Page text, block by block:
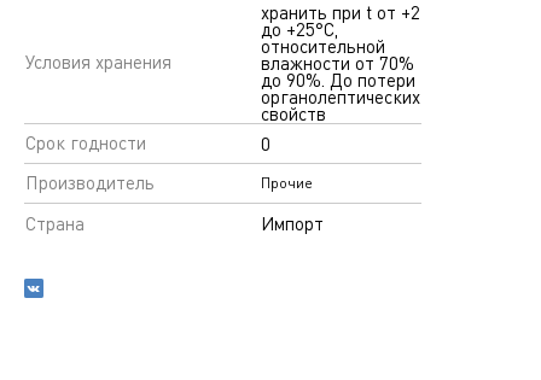
Условия хранения
хранить при t от +2
до +25°С,
относительной
влажности от 70%
до 90%. До потери
органолептических
свойств
Срок годности
0
Производитель
Прочие
Страна Импорт